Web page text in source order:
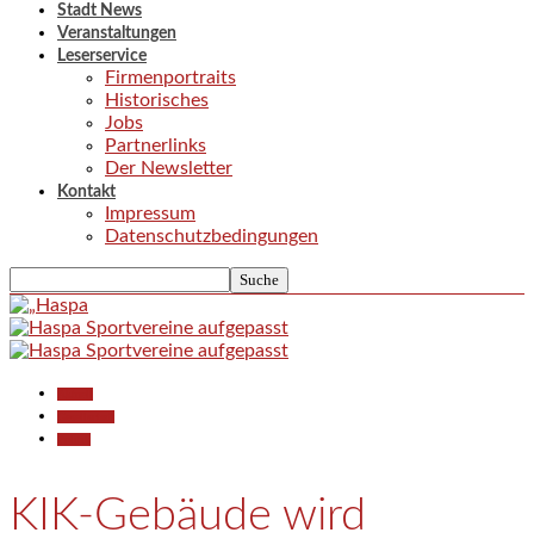
Stadt News
Veranstaltungen
Leserservice
Firmenportraits
Historisches
Jobs
Partnerlinks
Der Newsletter
Kontakt
Impressum
Datenschutzbedingungen
KIK-Gebäude wird